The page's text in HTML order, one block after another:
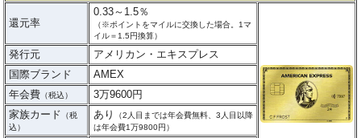
還元率
0.33～1.5％
（※ポイントをマイルに交換した場合。1マ
イル＝1.5円換算）
発行元
アメリカン・エキスプレス
国際ブランド
AMEX
年会費 （税込）
3万9600円
家族カード
（税
込）
あり
（2人目までは年会費無料、3人目以降
は年会費1万9800円）